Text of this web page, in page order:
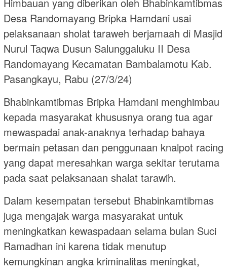
Himbauan yang diberikan oleh Bhabinkamtibmas
Desa Randomayang Bripka Hamdani usai
pelaksanaan sholat taraweh berjamaah di Masjid
Nurul Taqwa Dusun Salunggaluku II Desa
Randomayang Kecamatan Bambalamotu Kab.
Pasangkayu, Rabu (27/3/24)
Bhabinkamtibmas Bripka Hamdani menghimbau
kepada masyarakat khususnya orang tua agar
mewaspadai anak-anaknya terhadap bahaya
bermain petasan dan penggunaan knalpot racing
yang dapat meresahkan warga sekitar terutama
pada saat pelaksanaan shalat tarawih.
Dalam kesempatan tersebut Bhabinkamtibmas
juga mengajak warga masyarakat untuk
meningkatkan kewaspadaan selama bulan Suci
Ramadhan ini karena tidak menutup
kemungkinan angka kriminalitas meningkat,